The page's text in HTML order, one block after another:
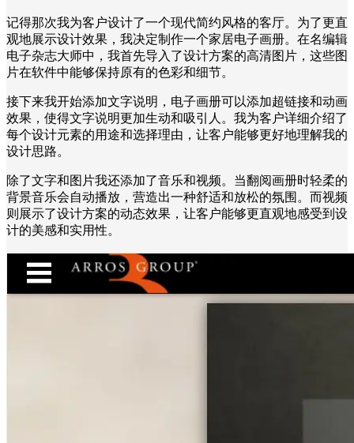
记得那次我为客户设计了一个现代简约风格的客厅。为了更直
观地展示设计效果，我决定制作一个家居电子画册。在名编辑
电子杂志大师中，我首先导入了设计方案的高清图片，这些图
片在软件中能够保持原有的色彩和细节。
接下来我开始添加文字说明，电子画册可以添加超链接和动画
效果，使得文字说明更加生动和吸引人。我为客户详细介绍了
每个设计元素的用途和选择理由，让客户能够更好地理解我的
设计思路。
除了文字和图片我还添加了音乐和视频。当翻阅画册时轻柔的
背景音乐会自动播放，营造出一种舒适和放松的氛围。而视频
则展示了设计方案的动态效果，让客户能够更直观地感受到设
计的美感和实用性。